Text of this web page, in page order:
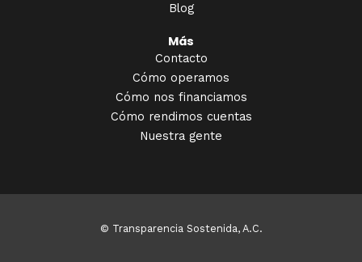
Blog
Más
Contacto
Cómo operamos
Cómo nos financiamos
Cómo rendimos cuentas
Nuestra gente
© Transparencia Sostenida, A.C.